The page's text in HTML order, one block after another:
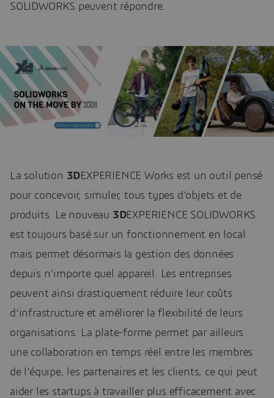
SOLIDWORKS peuvent répondre.
La solution 3DEXPERIENCE Works est un outil pensé
pour concevoir, simuler, tous types d’objets et de
produits. Le nouveau 3DEXPERIENCE SOLIDWORKS
est toujours basé sur un fonctionnement en local
mais permet désormais la gestion des données
depuis n’importe quel appareil. Les entreprises
peuvent ainsi drastiquement réduire leur coûts
d’infrastructure et améliorer la flexibilité de leurs
organisations. La plate-forme permet par ailleurs
une collaboration en temps réel entre les membres
de l’équipe, les partenaires et les clients, ce qui peut
aider les startups à travailler plus efficacement avec